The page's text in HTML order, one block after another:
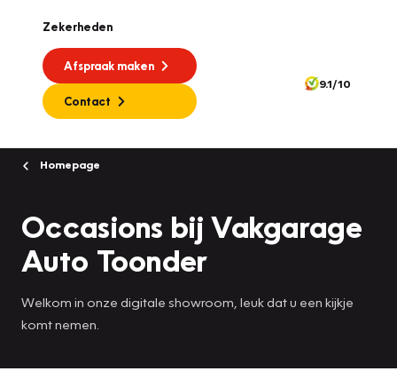
Zekerheden
Afspraak maken
Contact
9.1/10
Homepage
Occasions bij Vakgarage
Auto Toonder
Welkom in onze digitale showroom, leuk dat u een kijkje
komt nemen.